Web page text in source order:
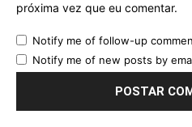
próxima vez que eu comentar.
Notify me of follow-up
Notify me of new posts by